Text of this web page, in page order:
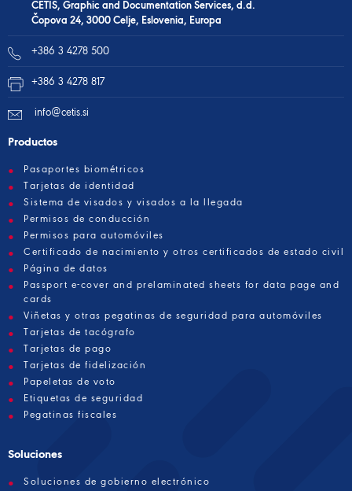
CETIS, Graphic and Documentation Services, d.d.
Čopova 24, 3000 Celje, Eslovenia, Europa
+386 3 4278 500
+386 3 4278 817
info@cetis.si
Productos
Pasaportes biométricos
Tarjetas de identidad
Sistema de visados y visados a la llegada
Permisos de conducción
Permisos para automóviles
Certificado de nacimiento y otros certificados de estado civil
Página de datos
Passport e-cover and prelaminated sheets for data page and
cards
Viñetas y otras pegatinas de seguridad para automóviles
Tarjetas de tacógrafo
Tarjetas de pago
Tarjetas de fidelización
Papeletas de voto
Etiquetas de seguridad
Pegatinas fiscales
Soluciones
Soluciones de gobierno electrónico